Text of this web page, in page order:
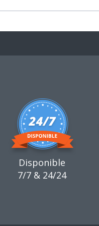
Disponible
7/7 & 24/24